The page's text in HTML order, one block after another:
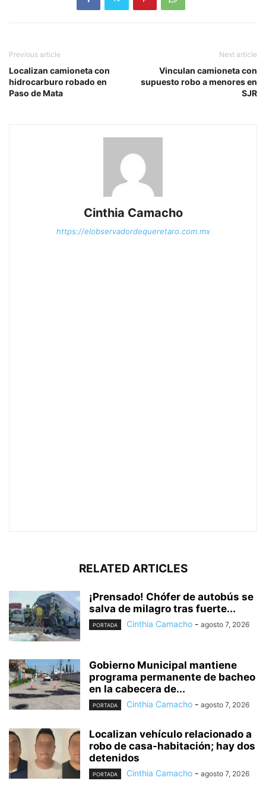
Previous article
Localizan camioneta con
hidrocarburo robado en
Paso de Mata
Next article
Vinculan camioneta con
supuesto robo a menores en
SJR
Cinthia Camacho
https://elobservadordequeretaro.com.mx
RELATED ARTICLES
¡Prensado! Chófer de autobús se
salva de milagro tras fuerte...
PORTADA Cinthia Camacho - agosto 7, 2026
Gobierno Municipal mantiene
programa permanente de bacheo
en la cabecera de...
PORTADA Cinthia Camacho - agosto 7, 2026
Localizan vehículo relacionado a
robo de casa-habitación; hay dos
detenidos
PORTADA Cinthia Camacho - agosto 7, 2026